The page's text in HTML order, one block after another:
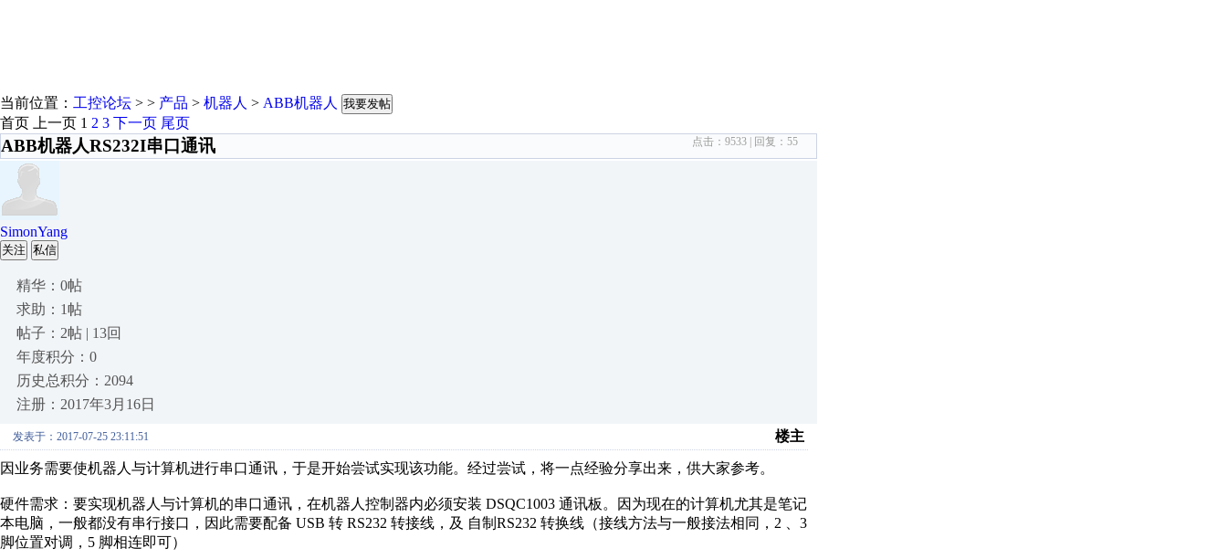
当前位置： 工控论坛 > > 产品 > 机器人 > ABB机器人 我要发帖
首页 上一页 1 2 3 下一页 尾页
ABB机器人RS232I串口通讯 点击： 9533 | 回复： 55
SimonYang
关注 私信
精华：0帖
求助：1帖
帖子：2帖 | 13回
年度积分：0
历史总积分：2094
注册：2017年3月16日
发表于：2017-07-25 23:11:51 楼主
因业务需要使机器人与计算机进行串口通讯，于是开始尝试实现该功能。经过尝试，将一点经验分享出来，供大家参考。
硬件需求：要实现机器人与计算机的串口通讯，在机器人控制器内必须安装 DSQC1003 通讯板。因为现在的计算机尤其是笔记
本电脑，一般都没有串行接口，因此需要配备 USB 转 RS232 转接线，及 自制RS232 转换线（接线方法与一般接法相同，2 、3
脚位置对调，5 脚相连即可）